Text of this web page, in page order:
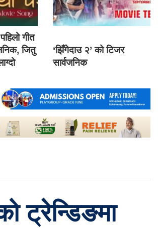
गीत
जितु
‘झिँगेदाउ २’ को टिजर
सार्वजनिक
ट्रेन्डिङमा